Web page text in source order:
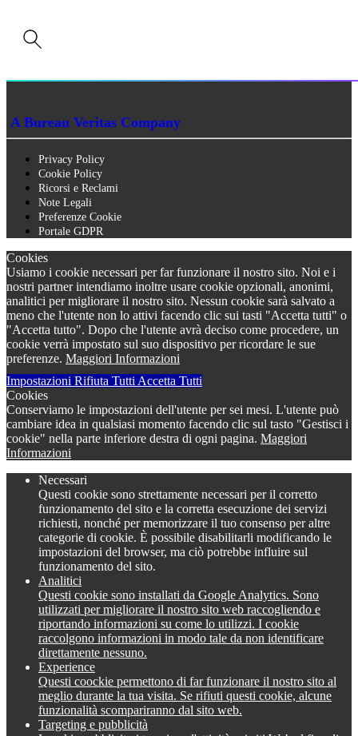
P.IVA n. 01273640522
A Bureau Veritas Company
Privacy Policy
Cookie Policy
Ricorsi e Reclami
Note Legali
Preferenze Cookie
Portale GDPR
Cookies
Usiamo i cookie necessari per far funzionare il nostro sito. Noi e i
nostri partner intendiamo inoltre usare cookie opzionali, anonimi,
analitici per migliorare il nostro sito. Nessun cookie sarà salvato a
meno che l'utente non lo attivi facendo clic sui tasti "Accetta tutti" o
"Accetta tutto". Dopo che l'utente avrà deciso come procedere, un
cookie verrà impostato sul suo dispositivo per ricordare le sue
preferenze. Maggiori Informazioni
Impostazioni Rifiuta TuttiAccetta Tutti
Cookies
Conserviamo le impostazioni dell'utente per sei mesi. L'utente può
cambiare idea in qualsiasi momento facendo clic sul tasto "Gestisci i
cookie" nella parte inferiore destra di ogni pagina. Maggiori
Informazioni
Necessari
Questi cookie sono strettamente necessari per il corretto
funzionamento del sito e la corretta esecuzione dei servizi
richiesti, nonché per memorizzare il tuo consenso per altre
categorie di cookie. È possibile disabilitarli modificando le
impostazioni del browser, ma ciò potrebbe influire sul
funzionamento del sito.
Analitici
Questi cookie sono installati da Google Analytics. Sono
utilizzati per migliorare il nostro sito web raccogliendo e
riportando informazioni su come lo utilizzi. I cookie
raccolgono informazioni in modo tale da non identificare
direttamente nessuno.
Experience
Questi coockie permettono di far funzionare il nostro sito al
meglio durante la tua visita. Se rifiuti questi cookie, alcune
funzionalità scompariranno dal sito web.
Targeting e pubblicità